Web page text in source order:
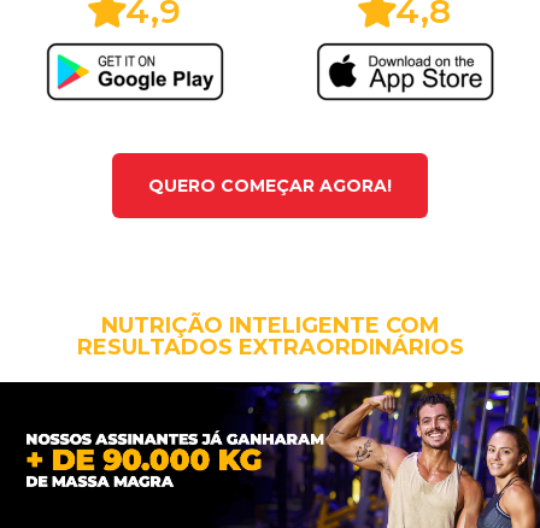
4,9 4,8
QUERO COMEÇAR AGORA!
NUTRIÇÃO INTELIGENTE COM
RESULTADOS EXTRAORDINÁRIOS